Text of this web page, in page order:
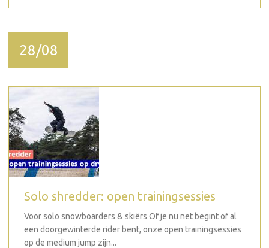
28/08
Solo shredder: open trainingsessies
Voor solo snowboarders & skiërs Of je nu net begint of al
een doorgewinterde rider bent, onze open trainingsessies
op de medium jump zijn...